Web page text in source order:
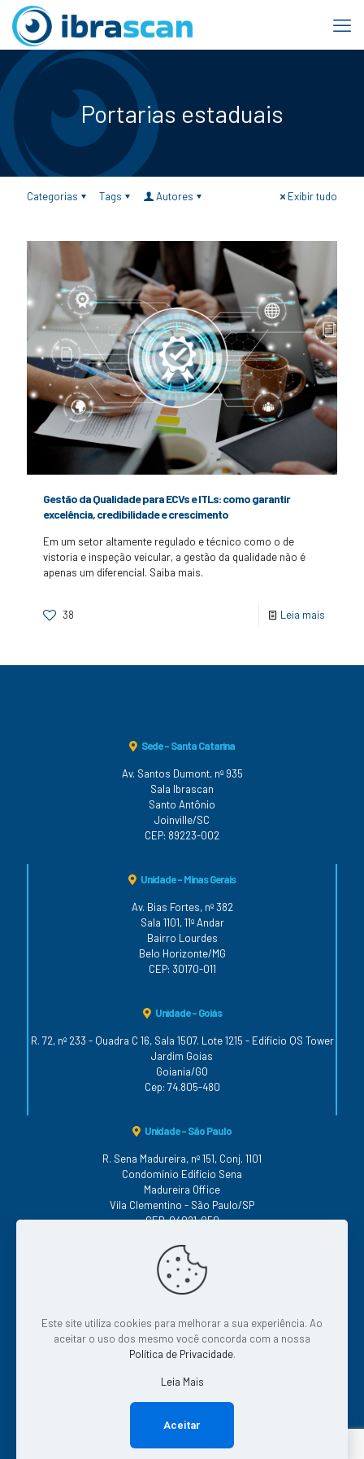
Portarias estaduais
Categorias Tags Autores Exibir tudo
Gestão da Qualidade para ECVs e ITLs: como garantir
excelência, credibilidade e crescimento
Em um setor altamente regulado e técnico como o de
vistoria e inspeção veicular, a gestão da qualidade não é
apenas um diferencial. Saiba mais.
38 Leia mais
Sede - Santa Catarina
Av. Santos Dumont, nº 935
Sala Ibrascan
Santo Antônio
Joinville/SC
CEP: 89223-002
Unidade - Minas Gerais
Av. Bias Fortes, nº 382
Sala 1101, 11º Andar
Bairro Lourdes
Belo Horizonte/MG
CEP: 30170-011
Unidade - Goiás
R. 72, nº 233 - Quadra C 16, Sala 1507. Lote 1215 - Edifício QS Tower
Jardim Goias
Goiania/GO
Cep: 74.805-480
Unidade - São Paulo
R. Sena Madureira, nº 151, Conj. 1101
Condomínio Edifício Sena
Madureira Office
Vila Clementino - São Paulo/SP
CEP: 04021-050
Qualidade | Segurança | Serviço | Continuidade
Privacidade | Tratamento de Dados
Este site utiliza cookies para melhorar a sua experiência. Ao
aceitar o uso dos mesmo você concorda com a nossa
Política de Privacidade.
Leia Mais
Aceitar